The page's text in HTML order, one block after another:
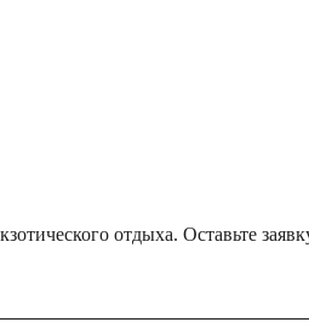
отдыха. Оставьте